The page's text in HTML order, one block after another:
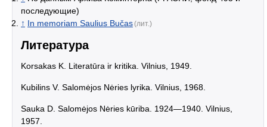
последующие)
↑ In memoriam Saulius Bučas(лит.)
Литература
Korsakas K. Literatūra ir kritika. Vilnius, 1949.
Kubilins V. Salomėjos Nėries lyrika. Vilnius, 1968.
Sauka D. Salomėjos Nėries kūriba. 1924—1940. Vilnius,
1957.